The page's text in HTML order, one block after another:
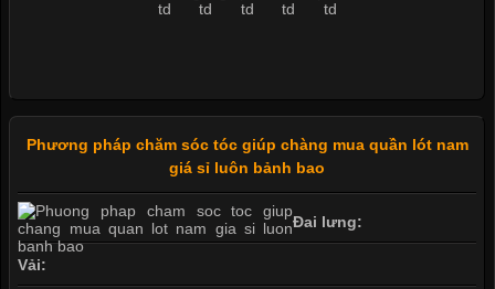
Phương pháp chăm sóc tóc giúp chàng mua quần lót nam
giá sỉ luôn bảnh bao
Đai lưng:
Vải: